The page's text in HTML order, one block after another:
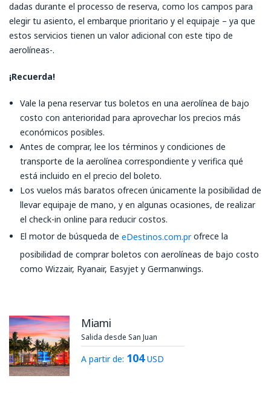
dadas durante el processo de reserva, como los campos para
elegir tu asiento, el embarque prioritario y el equipaje – ya que
estos servicios tienen un valor adicional con este tipo de
aerolíneas-.
¡Recuerda!
Vale la pena reservar tus boletos en una aerolínea de bajo
costo con anterioridad para aprovechar los precios más
económicos posibles.
Antes de comprar, lee los términos y condiciones de
transporte de la aerolínea correspondiente y verifica qué
está incluido en el precio del boleto.
Los vuelos más baratos ofrecen únicamente la posibilidad de
llevar equipaje de mano, y en algunas ocasiones, de realizar
el check-in online para reducir costos.
El motor de búsqueda de eDestinos.com.profrece la
posibilidad de comprar boletos con aerolíneas de bajo costo
como Wizzair, Ryanair, Easyjet y Germanwings.
Miami
Salida desde San Juan
A partir de: 104 USD